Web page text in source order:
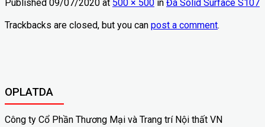
Published 09/07/2020 at 500 × 500 in Đá Solid Surface S107
Trackbacks are closed, but you can post a comment.
OPLATDA
Công ty Cổ Phần Thương Mại và Trang trí Nội thất VN